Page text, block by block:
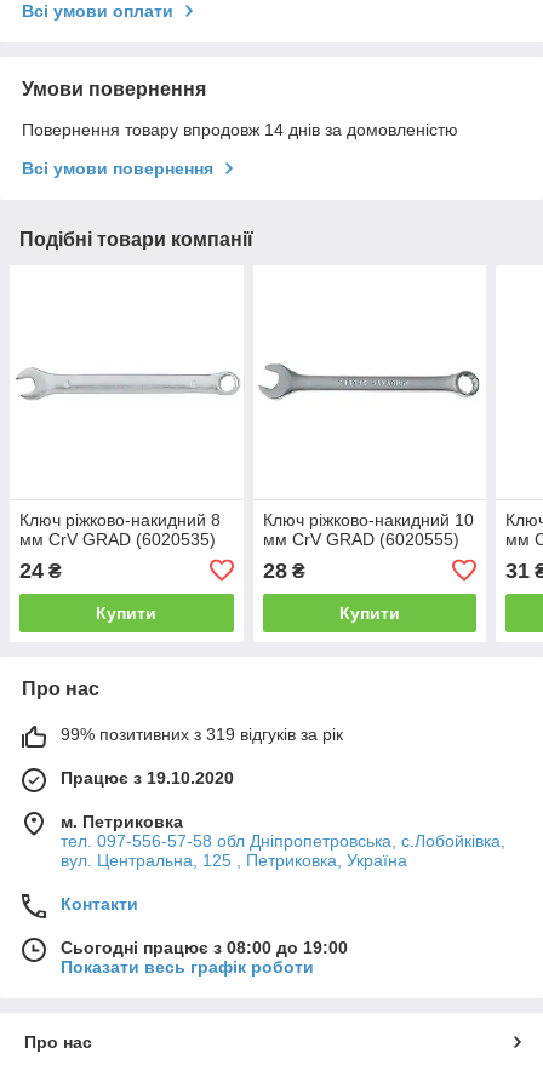
Всі умови оплати
Умови повернення
Повернення товару впродовж 14 днів за домовленістю
Всі умови повернення
Подібні товари компанії
Ключ ріжково-накидний 8
мм CrV GRAD (6020535)
24 ₴
Купити
Ключ ріжково-накидний 10
мм CrV GRAD (6020555)
28₴
Купити
мм
31
Про нас
99% позитивних з 319 відгуків за рік
Працює з 19.10.2020
м. Петриковка
тел. 097-556-57-58 обл Дніпропетровська, с.Лобойківка,
вул. Центральна, 125 , Петриковка, Україна
Контакти
Сьогодні працює з 08:00 до 19:00
Показати весь графік роботи
Про нас